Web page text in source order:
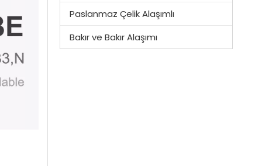
Paslanmaz Çelik Alaşımlı
Bakır ve Bakır Alaşımı